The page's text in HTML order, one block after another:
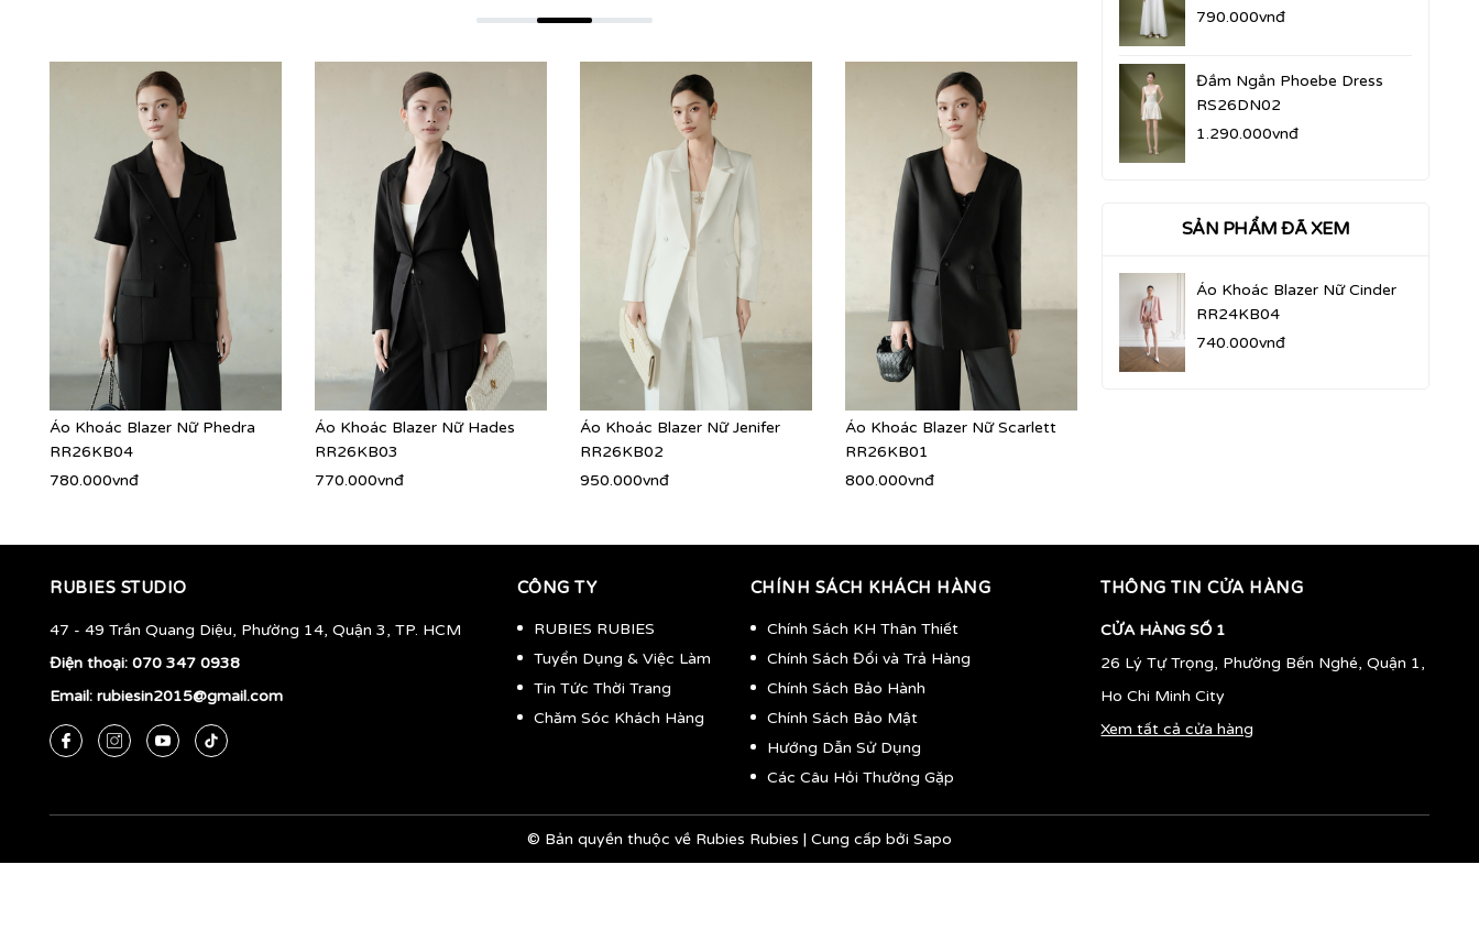
Áo Khoác Blazer Nữ Phedra
RR26KB04
780.000vnđ
Áo Khoác Blazer Nữ Hades
RR26KB03
770.000vnđ
Áo Khoác Blazer Nữ Jenifer
RR26KB02
950.000vnđ
Áo Khoác Blazer Nữ Scarlett
RR26KB01
800.000vnđ
790.000vnđ
Đầm Ngắn Phoebe Dress
RS26DN02
1.290.000vnđ
SẢN PHẨM ĐÃ XEM
Áo Khoác Blazer Nữ Cinder
RR24KB04
740.000vnđ
RUBIES STUDIO
47 - 49 Trần Quang Diệu, Phường 14, Quận 3, TP. HCM
Điện thoại: 070 347 0938
Email: rubiesin2015@gmail.com
CÔNG TY
RUBIES RUBIES
Tuyển Dụng & Việc Làm
Tin Tức Thời Trang
Chăm Sóc Khách Hàng
CHÍNH SÁCH KHÁCH HÀNG
Chính Sách KH Thân Thiết
Chính Sách Đổi và Trả Hàng
Chính Sách Bảo Hành
Chính Sách Bảo Mật
Hướng Dẫn Sử Dụng
Các Câu Hỏi Thường Gặp
THÔNG TIN CỬA HÀNG
CỬA HÀNG SỐ 1
26 Lý Tự Trọng, Phường Bến Nghé, Quận 1,
Ho Chi Minh City
Xem tất cả cửa hàng
© Bản quyền thuộc về Rubies Rubies | Cung cấp bởi Sapo